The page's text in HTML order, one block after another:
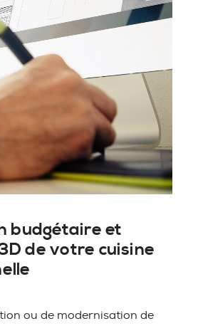
budgétaire et
de votre cuisine
ou de modernisation de